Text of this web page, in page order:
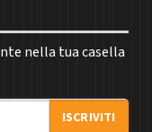
nella tua casella
ISCRIVITI